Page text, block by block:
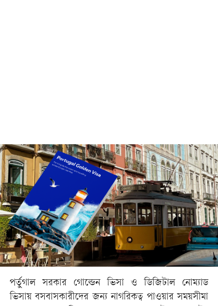
পর্তুগাল সরকার গোল্ডেন ভিসা ও ডিজিটাল নোম্যাড
ভিসায় বসবাসকারীদের জন্য নাগরিকত্ব পাওয়ার সময়সীমা